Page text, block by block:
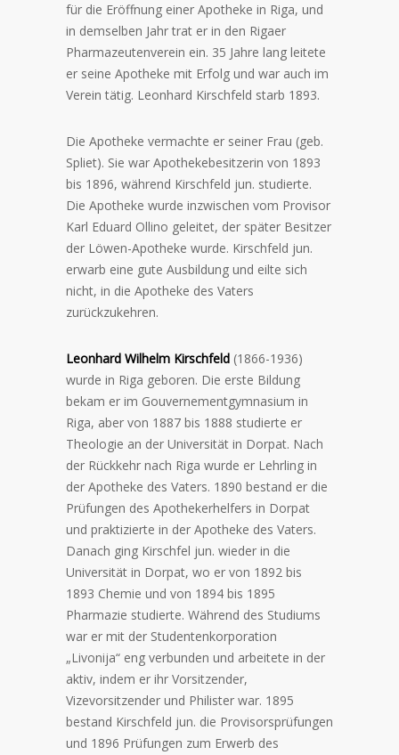
für die Eröffnung einer Apotheke in Riga, und
in demselben Jahr trat er in den Rigaer
Pharmazeutenverein ein. 35 Jahre lang leitete
er seine Apotheke mit Erfolg und war auch im
Verein tätig. Leonhard Kirschfeld starb 1893.
Die Apotheke vermachte er seiner Frau (geb.
Spliet). Sie war Apothekebesitzerin von 1893
bis 1896, während Kirschfeld jun. studierte.
Die Apotheke wurde inzwischen vom Provisor
Karl Eduard Ollino geleitet, der später Besitzer
der Löwen-Apotheke wurde. Kirschfeld jun.
erwarb eine gute Ausbildung und eilte sich
nicht, in die Apotheke des Vaters
zurückzukehren.
Leonhard Wilhelm Kirschfeld (1866-1936)
wurde in Riga geboren. Die erste Bildung
bekam er im Gouvernementgymnasium in
Riga, aber von 1887 bis 1888 studierte er
Theologie an der Universität in Dorpat. Nach
der Rückkehr nach Riga wurde er Lehrling in
der Apotheke des Vaters. 1890 bestand er die
Prüfungen des Apothekerhelfers in Dorpat
und praktizierte in der Apotheke des Vaters.
Danach ging Kirschfel jun. wieder in die
Universität in Dorpat, wo er von 1892 bis
1893 Chemie und von 1894 bis 1895
Pharmazie studierte. Während des Studiums
war er mit der Studentenkorporation
„Livonija“ eng verbunden und arbeitete in der
aktiv, indem er ihr Vorsitzender,
Vizevorsitzender und Philister war. 1895
bestand Kirschfeld jun. die Provisorsprüfungen
und 1896 Prüfungen zum Erwerb des